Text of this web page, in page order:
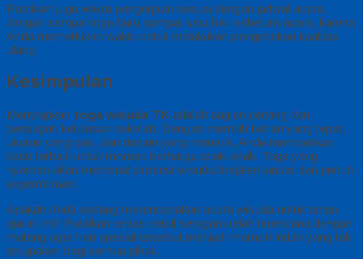
Pastikan juga waktu pengerjaan sesuai dengan jadwal acara.
Jangan sampai toga baru sampai satu hari sebelum acara, karena
Anda memerlukan waktu untuk melakukan pengecekan kualitas
ulang.
Kesimpulan
Menyiapkan toga wisuda TK adalah bagian penting dari
persiapan kelulusan sekolah. Dengan memilih bahan yang tepat,
ukuran yang pas, dan desain yang menarik, Anda memberikan
kado terbaik untuk momen berharga anak-anak. Toga yang
nyaman akan membuat prosesi wisuda berjalan lancar dan penuh
kegembiraan.
Apakah Anda sedang merencanakan acara wisuda untuk tahun
ajaran ini? Pastikan setiap detail seragam telah terencana dengan
matang agar hari spesial tersebut menjadi memori indah yang tak
terlupakan bagi semua pihak.